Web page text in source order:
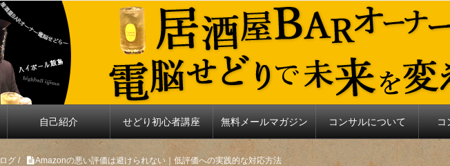
自己紹介 せどり初心者講座 無料メールマガジン コンサルについて コ
グ/ Amazonの悪い評価は避けられない｜低評価への実践的な対応方法